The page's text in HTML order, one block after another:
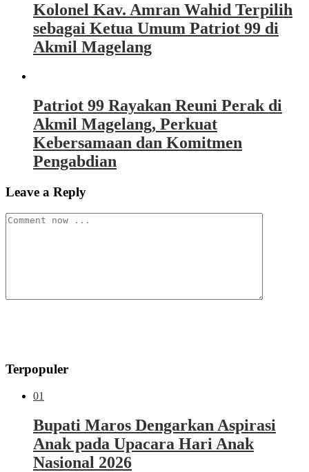
Kolonel Kav. Amran Wahid Terpilih
sebagai Ketua Umum Patriot 99 di
Akmil Magelang
Patriot 99 Rayakan Reuni Perak di
Akmil Magelang, Perkuat
Kebersamaan dan Komitmen
Pengabdian
Leave a Reply
Terpopuler
01
Bupati Maros Dengarkan Aspirasi
Anak pada Upacara Hari Anak
Nasional 2026